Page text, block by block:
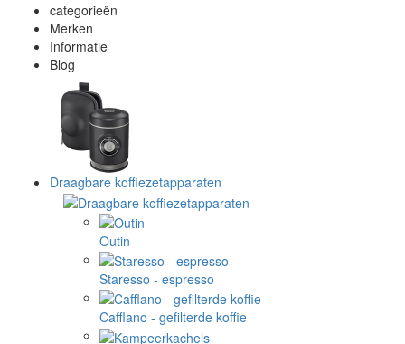
categorieën
Merken
Informatie
Blog
Draagbare koffiezetapparaten
Outin
Staresso - espresso
Cafflano - gefilterde koffie